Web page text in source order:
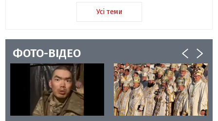
Усі теми
ФОТО-ВІДЕО